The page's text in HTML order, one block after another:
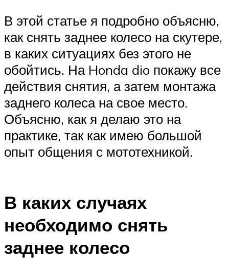
В этой статье я подробно объясню,
как снять заднее колесо на скутере,
в каких ситуациях без этого не
обойтись. На Honda dio покажу все
действия снятия, а затем монтажа
заднего колеса на свое место.
Объясню, как я делаю это на
практике, так как имею большой
опыт общения с мототехникой.
В каких случаях
необходимо снять
заднее колесо